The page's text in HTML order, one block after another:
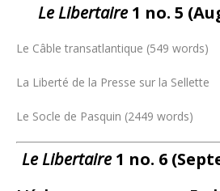
Le Libertaire1 no. 5
Le Câble transatlantique (549 words)
La Liberté de la Presse sur la Sellette
Le Socle de Pasquin (2449 words)
Le Libertaire1 no. 6